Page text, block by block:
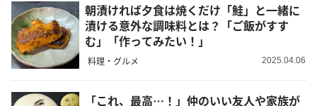
朝漬ければ夕食は焼くだけ「鮭」と一緒に
漬ける意外な調味料とは？「ご飯がすす
む」「作ってみたい！」
料理・グルメ 2025.04.06
「これ、最高…！」仲のいい友人や家族が